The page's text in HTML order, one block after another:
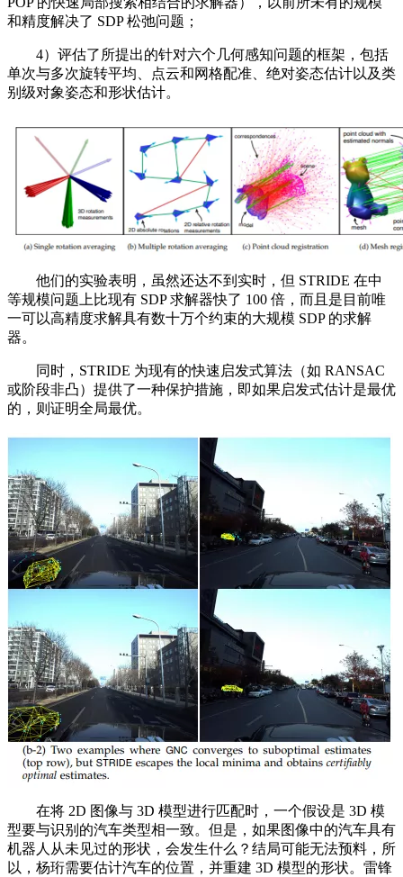
和精度解决了 SDP 松弛问题；
4）评估了所提出的针对六个几何感知问题的框架，包括
单次与多次旋转平均、点云和网格配准、绝对姿态估计以及类
别级对象姿态和形状估计。
他们的实验表明，虽然还达不到实时，但 STRIDE 在中
等规模问题上比现有 SDP 求解器快了 100 倍，而且是目前唯
一可以高精度求解具有数十万个约束的大规模 SDP 的求解
器。
同时，STRIDE 为现有的快速启发式算法（如 RANSAC
或阶段非凸）提供了一种保护措施，即如果启发式估计是最优
的，则证明全局最优。
在将 2D 图像与 3D 模型进行匹配时，一个假设是 3D 模
型要与识别的汽车类型相一致。但是，如果图像中的汽车具有
机器人从未见过的形状，会发生什么？结局可能无法预料，所
以，杨珩需要估计汽车的位置，并重建 3D 模型的形状。雷锋